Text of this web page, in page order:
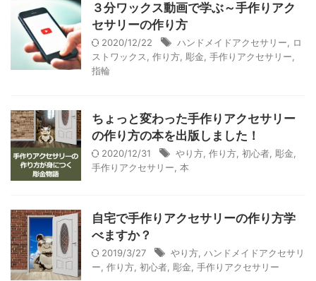
３分ワックス動画で学ぶ～手作りアク
セサリーの作り方
2020/12/22 ハンドメイドアクセサリー
ロ
ストワックス
作り方 彫金 手作りアクセサリー
指輪
ちょっと変わった手作りアクセサリー
の作り方の本を出版しました！
2020/12/31 やり方 作り方 初心者 彫金
手作りアクセサリー 本
自宅で手作りアクセサリーの作り方学
べますか？
2019/3/27 やり方 ハンドメイドアクセサリ
ー 作り方 初心者 彫金 手作りアクセサリー